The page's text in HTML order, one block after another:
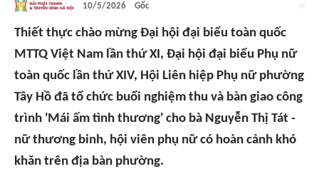
10/5/2026 Gốc
Thiết thực chào mừng Đại hội đại biểu toàn quốc
MTTQ Việt Nam lần thứ XI, Đại hội đại biểu Phụ nữ
toàn quốc lần thứ XIV, Hội Liên hiệp Phụ nữ phường
Tây Hồ đã tổ chức buổi nghiệm thu và bàn giao công
trình 'Mái ấm tình thương' cho bà Nguyễn Thị Tát -
nữ thương binh, hội viên phụ nữ có hoàn cảnh khó
khăn trên địa bàn phường.